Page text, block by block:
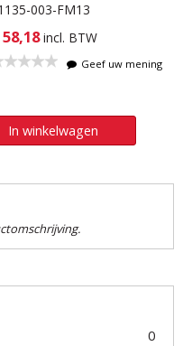
003-FM13
incl. BTW
Geef uw mening
In winkelwagen
0